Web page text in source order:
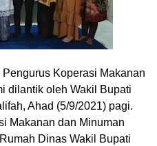
Pengurus Koperasi Makanan
dilantik oleh Wakil Bupati
Ahad (5/9/2021) pagi.
Makanan dan Minuman
Dinas Wakil Bupati